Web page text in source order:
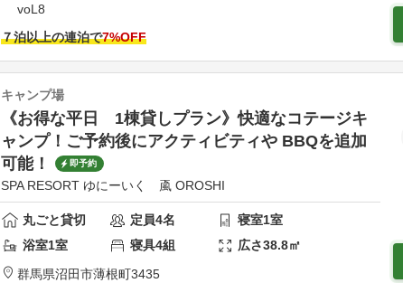
voL8
７泊以上の連泊で7%OFF
キャンプ場
《お得な平日 1棟貸しプラン》快適なコテージキ
ャンプ！ご予約後にアクティビティや BBQを追加
可能！
即予約
SPA RESORT ゆにーいく 颪 OROSHI
丸ごと貸切 定員4名 寝室1室
浴室1室 寝具4組 広さ38.8㎡
群馬県沼田市薄根町3435